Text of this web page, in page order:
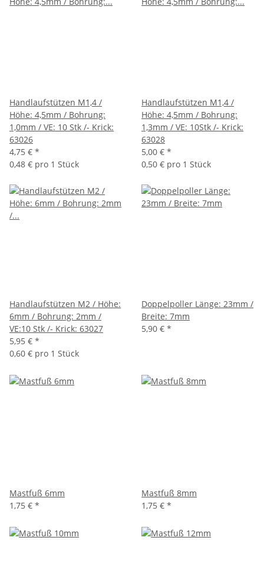
Handlaufstützen M1,4 /
Höhe: 4,5mm / Bohrung:
1,0mm / VE: 10 Stk /- Krick:
63026
4,75 € *
0,48 € pro 1 Stück
Handlaufstützen M1,4 /
Höhe: 4,5mm / Bohrung:
1,3mm / VE: 10Stk /- Krick:
63028
5,00 € *
0,50 € pro 1 Stück
Handlaufstützen M2 / Höhe:
6mm / Bohrung: 2mm /
VE:10 Stk /- Krick: 63027
5,95 € *
0,60 € pro 1 Stück
Doppelpoller Länge: 23mm /
Breite: 7mm
5,90 € *
Mastfuß 6mm
1,75 € *
Mastfuß 8mm
1,75 € *